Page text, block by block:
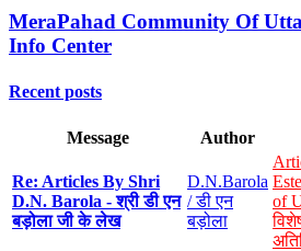
MeraPahad Community Of
Info Center
Recent posts
Message Author
Re: Articles By Shri
D.N. Barola - श्री डी एन
बड़ोला जी के लेख
D.N.Barola
/ डी एन
बड़ोला
of